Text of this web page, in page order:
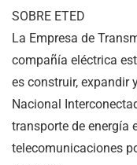
SOBRE ETED
La Empresa de
compañía eléctrica
es construir, expandir
Nacional
transporte de energía
telecomunicaciones